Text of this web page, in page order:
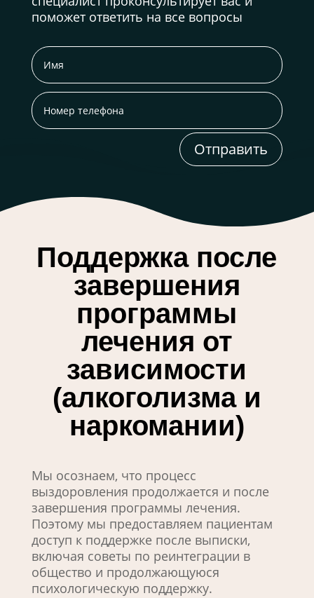
поможет ответить на все вопросы
Отправить
Поддержка после
завершения
программы
лечения от
зависимости
(алкоголизма и
наркомании)
Мы осознаем, что процесс
выздоровления продолжается и после
завершения программы лечения.
Поэтому мы предоставляем пациентам
доступ к поддержке после выписки,
включая советы по реинтеграции в
общество и продолжающуюся
психологическую поддержку.